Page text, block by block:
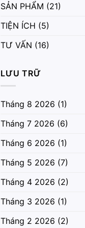
SẢN PHẨM (21)
TIỆN ÍCH (5)
TƯ VẤN (16)
LƯU TRỮ
Tháng 8 2026 (1)
Tháng 7 2026 (6)
Tháng 6 2026 (1)
Tháng 5 2026 (7)
Tháng 4 2026 (2)
Tháng 3 2026 (1)
Tháng 2 2026 (2)